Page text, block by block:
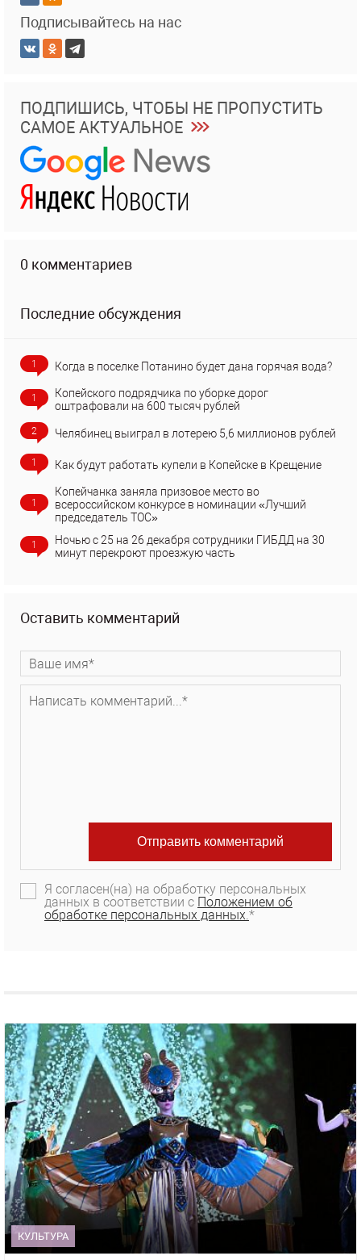
Подписывайтесь на нас
ПОДПИШИСЬ, ЧТОБЫ НЕ ПРОПУСТИТЬ
САМОЕ АКТУАЛЬНОЕ
0 комментариев
Последние обсуждения
1 Когда в поселке Потанино будет дана горячая вода?
1
Копейского подрядчика по уборке дорог
оштрафовали на 600 тысяч рублей
2 Челябинец выиграл в лотерею 5,6 миллионов рублей
1 Как будут работать купели в Копейске в Крещение
1
Копейчанка заняла призовое место во
всероссийском конкурсе в номинации «Лучший
председатель ТОС»
1
Ночью с 25 на 26 декабря сотрудники ГИБДД на 30
минут перекроют проезжую часть
Оставить комментарий
Я согласен(на) на обработку персональных
данных в соответствии с Положением об
обработке персональных данных.*
КУЛЬТУРА